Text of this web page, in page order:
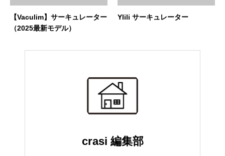
【Vaculim】サーキュレーター
（2025最新モデル）
Ylili サーキュレーター
crasi 編集部